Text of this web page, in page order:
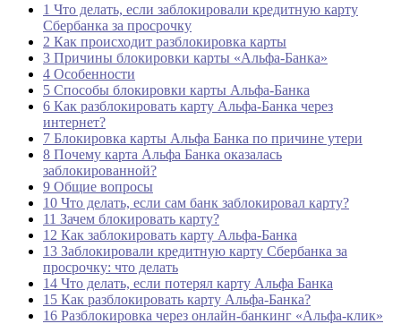
1 Что делать, если заблокировали кредитную карту
Сбербанка за просрочку
2 Как происходит разблокировка карты
3 Причины блокировки карты «Альфа-Банка»
4 Особенности
5 Способы блокировки карты Альфа-Банка
6 Как разблокировать карту Альфа-Банка через
интернет?
7 Блокировка карты Альфа Банка по причине утери
8 Почему карта Альфа Банка оказалась
заблокированной?
9 Общие вопросы
10 Что делать, если сам банк заблокировал карту?
11 Зачем блокировать карту?
12 Как заблокировать карту Альфа-Банка
13 Заблокировали кредитную карту Сбербанка за
просрочку: что делать
14 Что делать, если потерял карту Альфа Банка
15 Как разблокировать карту Альфа-Банка?
16 Разблокировка через онлайн-банкинг «Альфа-клик»